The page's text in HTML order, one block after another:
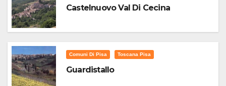
Castelnuovo Val Di Cecina
Comuni Di Pisa Toscana Pisa
Guardistallo